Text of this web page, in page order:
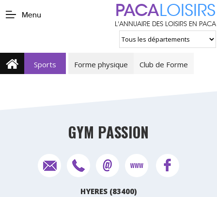
Menu PACALOISIRS
L'ANNUAIRE DES LOISIRS EN PACA
Sports Forme physique Club de Forme
GYM PASSION
HYERES (83400)